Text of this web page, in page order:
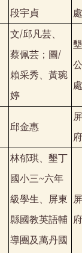
段宇貞
處
文/邱凡芸、
蔡佩芸；圖/
賴采秀、黃琬
婷
處
邱金惠
府
林郁琪、墾丁
國小三~六年
級學生、屏東
縣國教英語輔
導團及萬丹國
府